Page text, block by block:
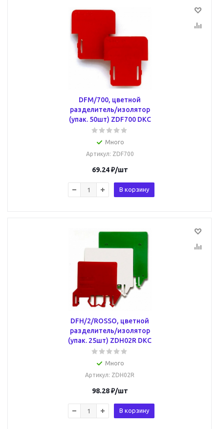
DFM/700, цветной
разделитель/изолятор
(упак. 50шт) ZDF700 DKC
Много
Артикул: ZDF700
69.24₽/шт
В корзину
DFH/2/ROSSO, цветной
разделитель/изолятор
(упак. 25шт) ZDH02R DKC
Много
Артикул: ZDH02R
98.28₽/шт
В корзину